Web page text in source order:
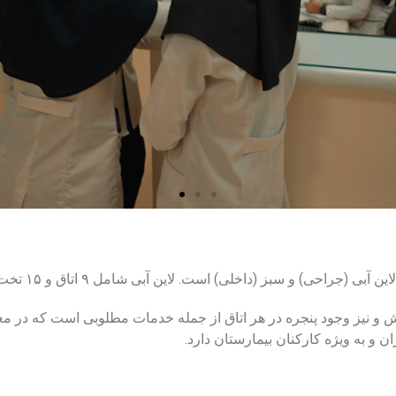
است. لاین آبی شامل ۹ اتاق و ۱۵ تخت و لاین سبز شامل ۱۱ اتاق و ۱۸ تخت می باشد.
نیز وجود پنجره در هر اتاق از جمله خدمات مطلوبی است که در
و به ویژه کارکنان بیمارستان دارد.